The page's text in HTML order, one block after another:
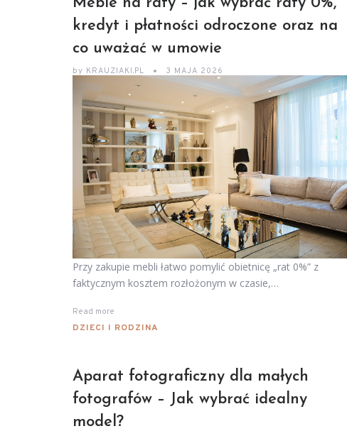
kredyt i płatności odroczone oraz na
co uważać w umowie
by KRAUZIAKI.PL 3 MAJA 2026
Przy zakupie mebli łatwo pomylić obietnicę „rat 0%” z
faktycznym kosztem rozłożonym w czasie,…
Read more
DZIECI I RODZINA
Aparat fotograficzny dla małych
fotografów – Jak wybrać idealny
model?